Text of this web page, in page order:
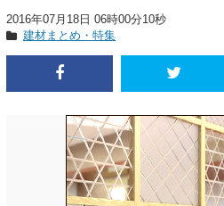
2016年07月18日 06時00分10秒
建材まとめ・特集